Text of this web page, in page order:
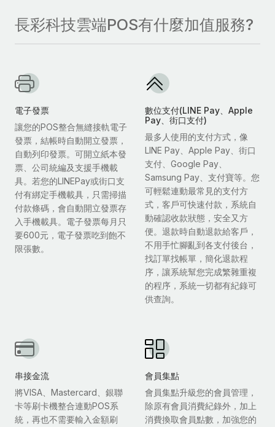
長彩科技雲端POS有什麼加值服務?
電子發票
讓您的POS整合無縫接軌電子
發票，結帳時自動開立發票，
自動列印發票。可開立紙本發
票、公司統編及支援手機載
具。若您的LINEPay或街口支
付有綁定手機載具，只需掃描
付款條碼，會自動開立發票存
入手機載具。電子發票每月只
要600元，電子發票吃到飽不
限張數。
數位支付(LINE Pay、Apple
Pay、街口支付)
最多人使用的支付方式，像
LINE Pay、Apple Pay、街口
支付、Google Pay、
Samsung Pay、支付寶等。您
可輕鬆連動最常見的支付方
式，客戶可快速付款，系統自
動確認收款狀態，安全又方
便。退款時自動退款給客戶，
不用手忙腳亂到各支付後台，
找訂單找帳單，簡化退款程
序，讓系統幫您完成繁雜重複
的程序，系統一切都有紀錄可
供查詢。
串接金流
將VISA、Mastercard、銀聯
卡等刷卡機整合連動POS系
統，再也不需要輸入金額刷
會員集點
會員集點升級您的會員管理，
除原有會員消費紀錄外，加上
消費換取會員點數，加強您的